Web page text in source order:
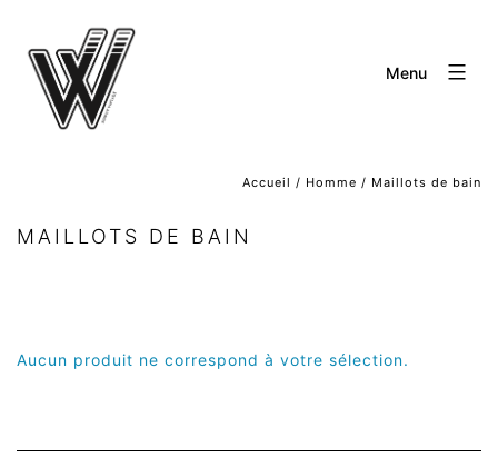
au
contenu
Menu
Accueil / Homme / Maillots de bain
MAILLOTS DE BAIN
Aucun produit ne correspond à votre sélection.